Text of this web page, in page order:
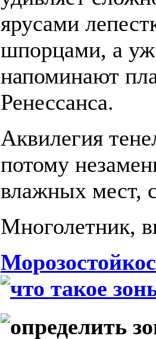
ярусами
шпорцами, а уж
напоминают
Ренессанса.
Аквилегия
потому
влажных мест,
Многолетник, в